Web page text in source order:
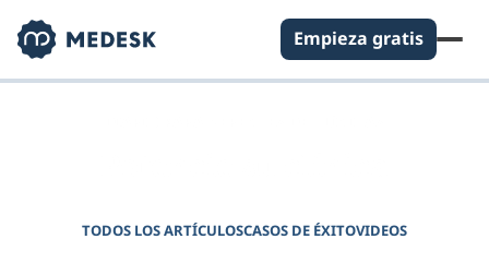
Empieza gratis
TODOS LOS ARTÍCULOSCASOS DE ÉXITOVIDEOS